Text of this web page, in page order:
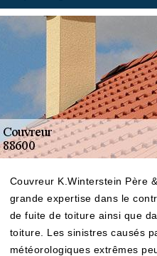
Couvreur K.Winterstein Père
grande expertise dans le
de fuite de toiture ainsi que
toiture. Les sinistres causés
météorologiques extrêmes